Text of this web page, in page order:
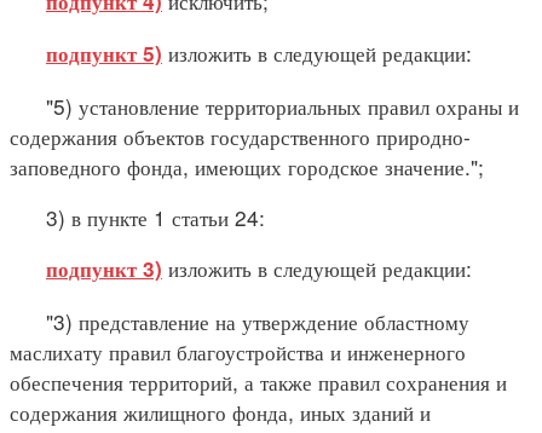
подпункт 5) изложить в следующей редакции:
"5) установление территориальных правил охраны и
содержания объектов государственного природно-
заповедного фонда, имеющих городское значение.";
3) в пункте 1 статьи 24:
подпункт 3) изложить в следующей редакции:
"3) представление на утверждение областному
маслихату правил благоустройства и инженерного
обеспечения территорий, а также правил сохранения и
содержания жилищного фонда, иных зданий и